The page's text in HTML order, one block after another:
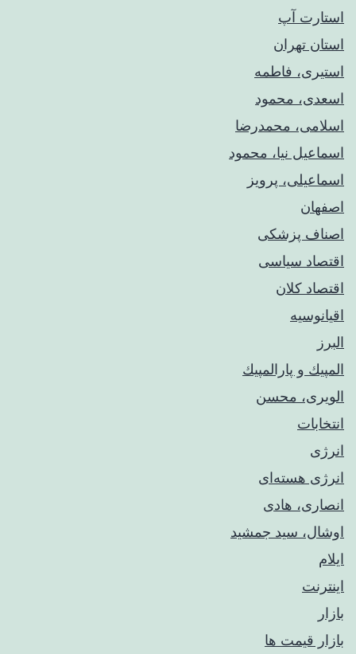
استارت آپ
استان تهران
استیری، فاطمه
اسعدی، محمود
اسلامی، محمدرضا
اسماعیل نیا، محمود
اسماعیلی، پرویز
اصفهان
اصناف پزشکی
اقتصاد سیاسی
اقتصاد کلان
اقیانوسیه
البرز
المپيك و پارالمپيك
الویری، محسن
انتخابات
انرژی
انرژی هسته‌ای
انصاری، هادی
اوشال، سید جمشید
ایلام
اینترنت
بازار
بازار قیمت ها